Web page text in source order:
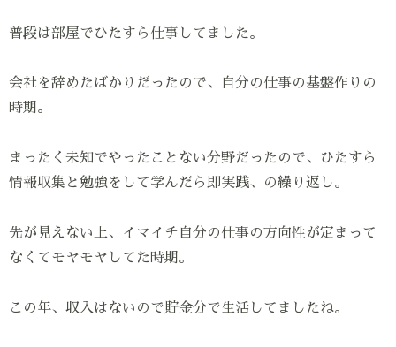
普段は部屋でひたすら仕事してました。
会社を辞めたばかりだったので、自分の仕事の基盤作りの
時期。
まったく未知でやったことない分野だったので、ひたすら
情報収集と勉強をして学んだら即実践、の繰り返し。
先が見えない上、イマイチ自分の仕事の方向性が定まって
なくてモヤモヤしてた時期。
この年、収入はないので貯金分で生活してましたね。